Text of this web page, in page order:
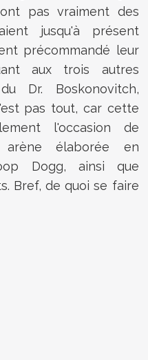
pas vraiment des
jusqu'à présent
précommandé leur
aux trois autres
Dr. Boskonovitch,
pas tout, car cette
l'occasion de
élaborée en
Dogg, ainsi que
Bref, de quoi se faire